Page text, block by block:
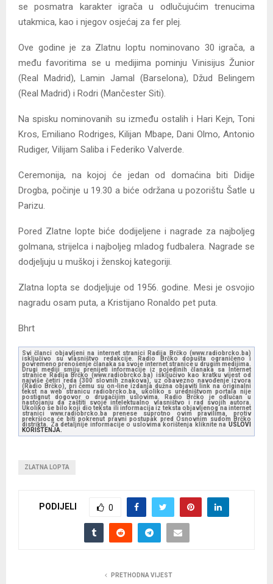
se posmatra karakter igrača u odlučujućim trenucima
utakmica, kao i njegov osjećaj za fer plej.
Ove godine je za Zlatnu loptu nominovano 30 igrača, a
među favoritima se u medijima pominju Vinisijus Žunior
(Real Madrid), Lamin Jamal (Barselona), Džud Belingem
(Real Madrid) i Rodri (Mančester Siti).
Na spisku nominovanih su između ostalih i Hari Kejn, Toni
Kros, Emiliano Rodriges, Kilijan Mbape, Dani Olmo, Antonio
Rudiger, Vilijam Saliba i Federiko Valverde.
Ceremonija, na kojoj će jedan od domaćina biti Didije
Drogba, počinje u 19.30 a biće održana u pozorištu Šatle u
Parizu.
Pored Zlatne lopte biće dodijeljene i nagrade za najboljeg
golmana, strijelca i najboljeg mladog fudbalera. Nagrade se
dodjeljuju u muškoj i ženskoj kategoriji.
Zlatna lopta se dodjeljuje od 1956. godine. Mesi je osvojio
nagradu osam puta, a Kristijano Ronaldo pet puta.
Bhrt
Svi članci objavljeni na internet stranici Radija Brčko (www.radiobrcko.ba)
isključivo su vlasništvo redakcije. Radio Brčko dopušta ograničeno i
povremeno prenošenje članaka sa svoje internet stranice u drugim medijima.
Drugi mediji smiju prenijeti informacije iz pojedinih članaka sa Internet
stranice Radija Brčko (www.radiobrcko.ba) isključivo kao kratku vijest od
najviše četiri reda (300 slovnih znakova), uz obavezno navođenje izvora
(Radio Brčko), pri čemu su on-line izdanja dužna objaviti link na originalni
tekst na web stranicu radiobrcko.ba, ukoliko s uredništvom portala nije
postignut dogovor o drugačijim uslovima. Radio Brčko je odlučan u
nastojanju da zaštiti svoje intelektualno vlasništvo i rad svojih autora.
Ukoliko se bilo koji dio teksta ili informacija iz teksta objavljenog na internet
stranici www.radiobrcko.ba prenese suprotno ovim pravilima, protiv
prekršioca će biti pokrenut pravni postupak pred Osnovnim sudom Brčko
distrikta. Za detaljnije informacije o uslovima korištenja kliknite na USLOVI
KORIŠTENJA.
ZLATNA LOPTA
PODIJELI 0
PRETHODNA VIJEST